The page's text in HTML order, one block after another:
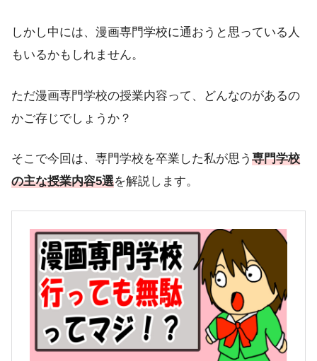
しかし中には、漫画専門学校に通おうと思っている人
もいるかもしれません。
ただ漫画専門学校の授業内容って、どんなのがあるの
かご存じでしょうか？
そこで今回は、専門学校を卒業した私が思う 専門学校
の主な授業内容5選を解説します。